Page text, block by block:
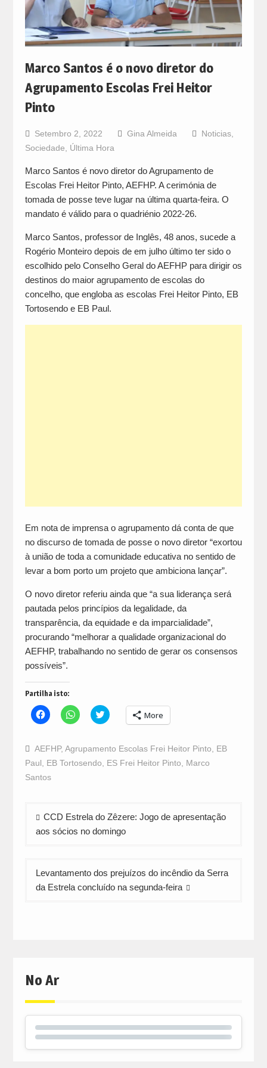
Marco Santos é o novo diretor do
Agrupamento Escolas Frei Heitor
Pinto
Setembro 2, 2022 Gina Almeida Noticias,
Sociedade
Última Hora
Marco Santos é novo diretor do Agrupamento de
Escolas Frei Heitor Pinto, AEFHP. A cerimónia de
tomada de posse teve lugar na última quarta-feira. O
mandato é válido para o quadriénio 2022-26.
Marco Santos, professor de Inglês, 48 anos, sucede a
Rogério Monteiro depois de em julho último ter sido o
escolhido pelo Conselho Geral do AEFHP para dirigir os
destinos do maior agrupamento de escolas do
concelho, que engloba as escolas Frei Heitor Pinto, EB
Tortosendo e EB Paul.
Em nota de imprensa o agrupamento dá conta de que
no discurso de tomada de posse o novo diretor “exortou
à união de toda a comunidade educativa no sentido de
levar a bom porto um projeto que ambiciona lançar”.
O novo diretor referiu ainda que “a sua liderança será
pautada pelos princípios da legalidade, da
transparência, da equidade e da imparcialidade”,
procurando “melhorar a qualidade organizacional do
AEFHP, trabalhando no sentido de gerar os consensos
possíveis”.
Partilha isto:
Click
to
Facebook
(Opens
in
new
window)
Click
to
WhatsApp
(Opens
in
new
Click
to
Twitter
(Opens
in
new
More
AEFHP, Agrupamento Escolas Frei Heitor Pinto
EB
Paul
EB Tortosendo ES Frei Heitor Pinto
Marco
Santos
Navegação
de
CCD Estrela do Zêzere: Jogo de apresentação
aos sócios no domingo
Levantamento dos prejuízos do incêndio da Serra
da Estrela concluído na segunda-feira
No Ar